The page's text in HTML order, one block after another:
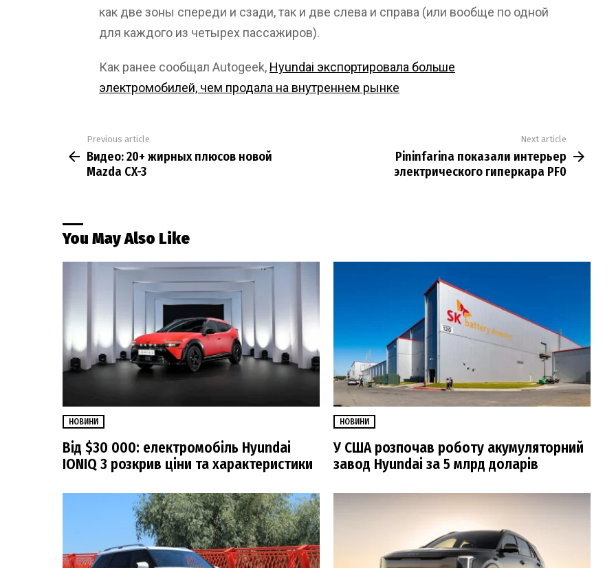
как две зоны спереди и сзади, так и две слева и справа (или вообще по одной
для каждого из четырех пассажиров).
Как ранее сообщал Autogeek, Hyundai экспортировала больше
электромобилей, чем продала на внутреннем рынке
more
Previous article
Видео: 20+ жирных плюсов новой
Mazda CX-3
Next article
Pininfarina показали интерьер
электрического гиперкара PF0
You May Also Like
НОВИНИ
Від $30 000: електромобіль Hyundai
IONIQ 3 розкрив ціни та характеристики
НОВИНИ
У США розпочав роботу акумуляторний
завод Hyundai за 5 млрд доларів